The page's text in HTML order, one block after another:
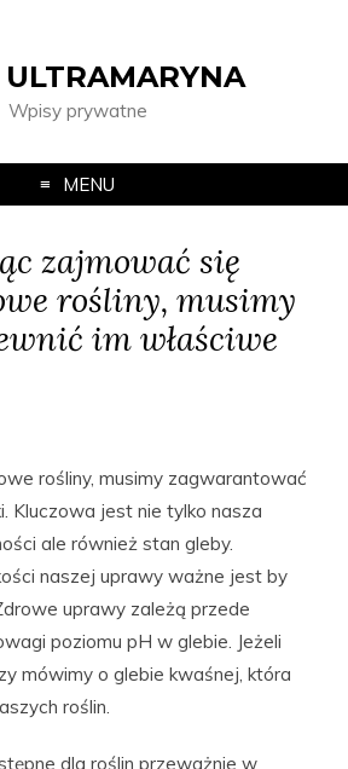
ULTRAMARYNA
Wpisy prywatne
MENU
zajmować się
rośliny, musimy
im właściwe
rośliny, musimy zagwarantować
Kluczowa jest nie tylko nasza
ale również stan gleby.
naszej uprawy ważne jest by
uprawy zależą przede
poziomu pH w glebie. Jeżeli
mówimy o glebie kwaśnej, która
roślin.
dla roślin przeważnie w